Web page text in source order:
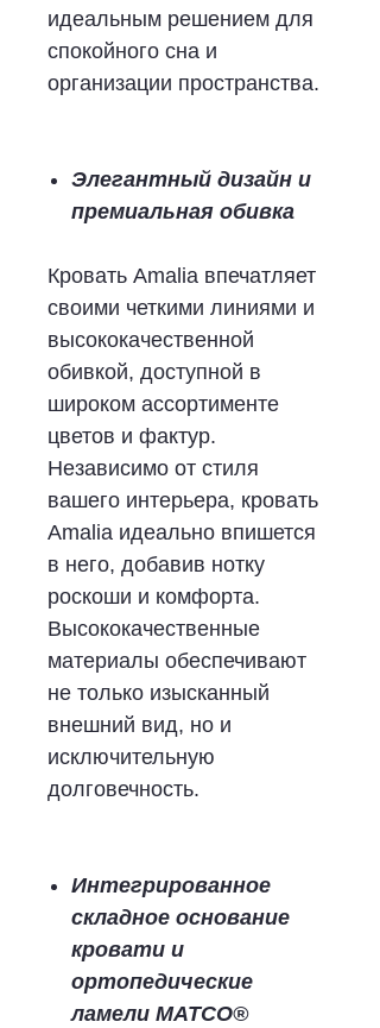
идеальным решением для
спокойного сна и
организации пространства.
Элегантный дизайн и
премиальная обивка
Кровать Amalia впечатляет
своими четкими линиями и
высококачественной
обивкой, доступной в
широком ассортименте
цветов и фактур.
Независимо от стиля
вашего интерьера, кровать
Amalia идеально впишется
в него, добавив нотку
роскоши и комфорта.
Высококачественные
материалы обеспечивают
не только изысканный
внешний вид, но и
исключительную
долговечность.
Интегрированное
складное основание
кровати и
ортопедические
ламели MATCO®